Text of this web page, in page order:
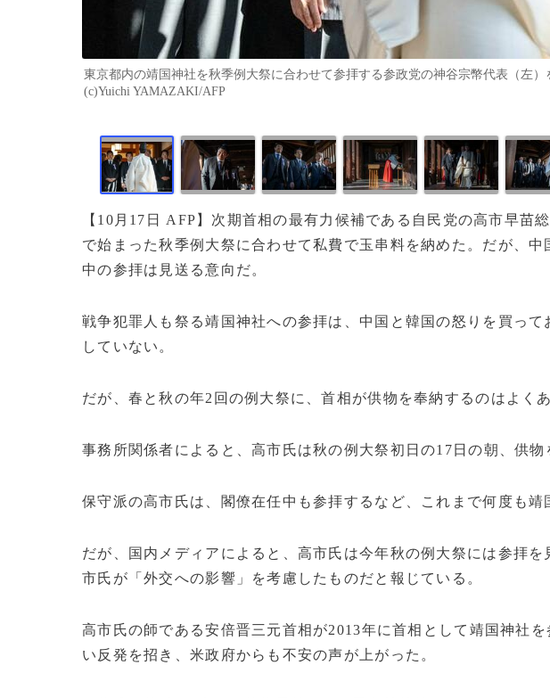
東京都内の靖国神社を秋季例大祭に合わせて参拝する参政党の神谷宗幣代表（左）
(c)Yuichi YAMAZAKI/AFP
【10月17日 AFP】次期首相の最有力候補である自民党の高市早苗
で始まった秋季例大祭に合わせて私費で玉串料を納めた。だが、
中の参拝は見送る意向だ。
戦争犯罪人も祭る靖国神社への参拝は、中国と韓国の怒りを買っ
していない。
だが、春と秋の年2回の例大祭に、首相が供物を奉納するのはよく
事務所関係者によると、高市氏は秋の例大祭初日の17日の朝、供物
保守派の高市氏は、閣僚在任中も参拝するなど、これまで何度も靖
だが、国内メディアによると、高市氏は今年秋の例大祭には参拝
市氏が「外交への影響」を考慮したものだと報じている。
高市氏の師である安倍晋三元首相が2013年に首相として靖国神社
い反発を招き、米政府からも不安の声が上がった。